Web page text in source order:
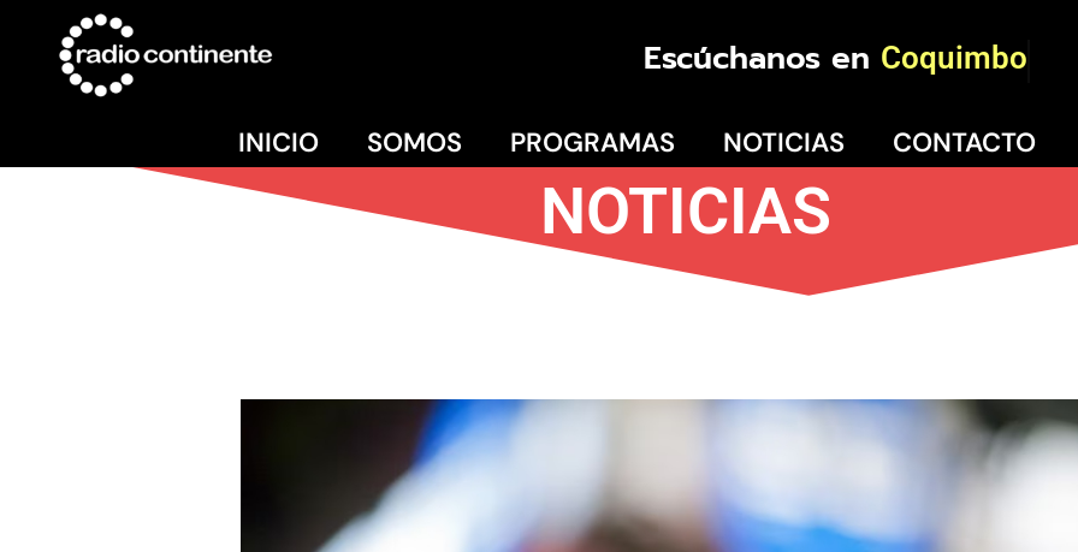
Escúchanos en Coquimbo
INICIO SOMOS PROGRAMAS NOTICIAS CONTACTO
NOTICIAS